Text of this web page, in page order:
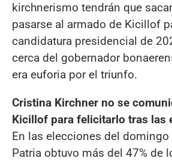
kirchnerismo tendrán que
pasarse al armado de Kicillof
candidatura presidencial de
cerca del gobernador
era euforia por el triunfo.
Cristina Kirchner no se
Kicillof para felicitarlo tras las
En las elecciones del domingo
Patria obtuvo más del 47% de